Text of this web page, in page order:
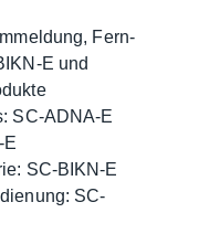
Fern-
E und
SC-ADNA-E
E
SC-BIKN-E
SC-